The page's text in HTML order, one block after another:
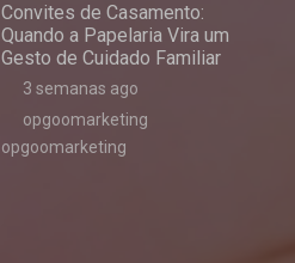
Convites de Casamento:
Quando a Papelaria Vira um
Gesto de Cuidado Familiar
3 semanas ago
opgoomarketing
opgoomarketing